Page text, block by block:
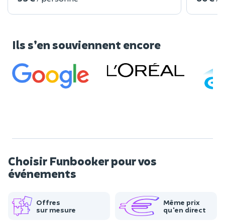
Ils s’en souviennent encore
Choisir Funbooker pour vos
événements
Offres
sur mesure
Même prix
qu'en direct